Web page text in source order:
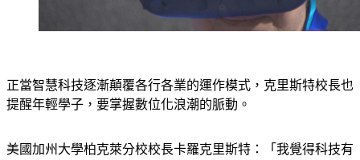
正當智慧科技逐漸顛覆各行各業的運作模式，克里斯特校長也
提醒年輕學子，要掌握數位化浪潮的脈動。
美國加州大學柏克萊分校校長卡羅克里斯特：「我覺得科技有